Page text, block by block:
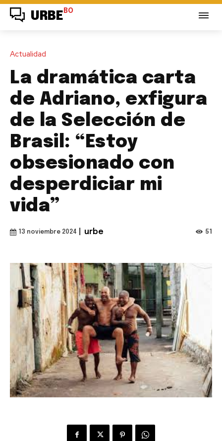
URBE BO
Actualidad
La dramática carta
de Adriano, exfigura
de la Selección de
Brasil: “Estoy
obsesionado con
desperdiciar mi
vida”
13 noviembre 2024 urbe 51